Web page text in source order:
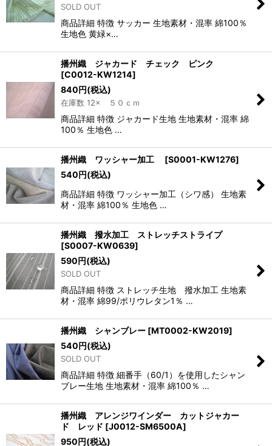
SOLD OUT
商品詳細 特徴 サッカー 生地素材・混率 綿100％
生地色 黄緑×…
播州織 ジャカード チェック ピンク
[C0012-KW1214]
840円(税込)
在庫数 12× ５０ｃｍ
商品詳細 特徴 ジャカード生地 生地素材・混率 綿
100％ 生地色 …
播州織 ワッシャー加工 [S0001-KW1276]
540円(税込)
商品詳細 特徴 ワッシャー加工（シワ感） 生地素
材・混率 綿100％ 生地色 …
播州織 撥水加工 ストレッチストライプ
[S0007-KW0639]
590円(税込)
SOLD OUT
商品詳細 特徴 ストレッチ生地 撥水加工 生地素
材・混率 綿99/ポリウレタン1％ …
播州織 シャンブレー [MT0002-KW2019]
540円(税込)
SOLD OUT
商品詳細 特徴 細番手（60/1）を使用したシャン
ブレー生地 生地素材・混率 綿100％ …
播州織 アレンジワインダー カットジャカー
ド レッド [J0012-SM6500A]
950円(税込)